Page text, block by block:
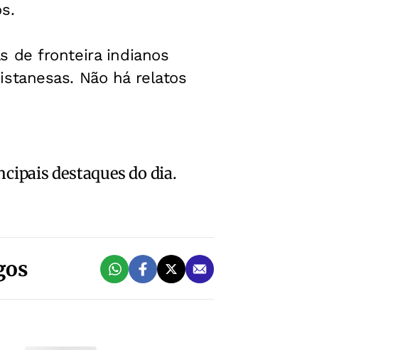
de fronteira indianos
Não há relatos
destaques do dia.